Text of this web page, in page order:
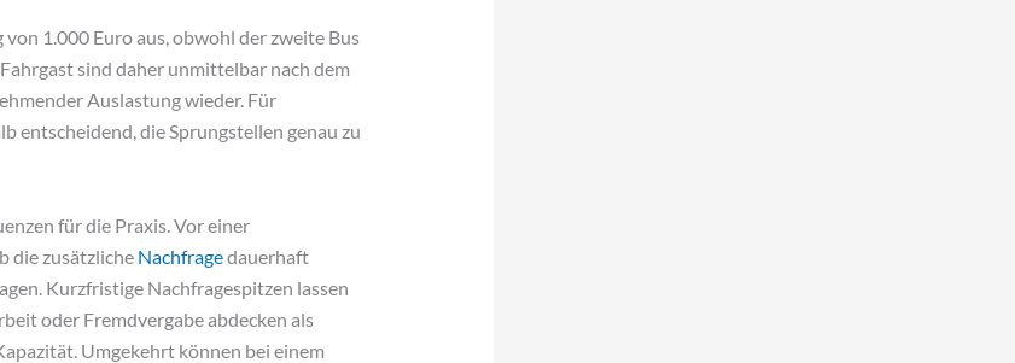
1.000 Euro aus, obwohl der zweite Bus
sind daher unmittelbar nach dem
Auslastung wieder. Für
entscheidend, die Sprungstellen genau zu
für die Praxis. Vor einer
die zusätzliche Nachfragedauerhaft
Kurzfristige Nachfragespitzen lassen
oder Fremdvergabe abdecken als
Umgekehrt können bei einem